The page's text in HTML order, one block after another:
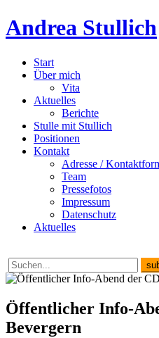
Andrea Stullich
Start
Über mich
Vita
Aktuelles
Berichte
Stulle mit Stullich
Positionen
Kontakt
Adresse /
Team
Pressefotos
Impressum
Datenschutz
Aktuelles
Öffentlicher Info-
Bevergern